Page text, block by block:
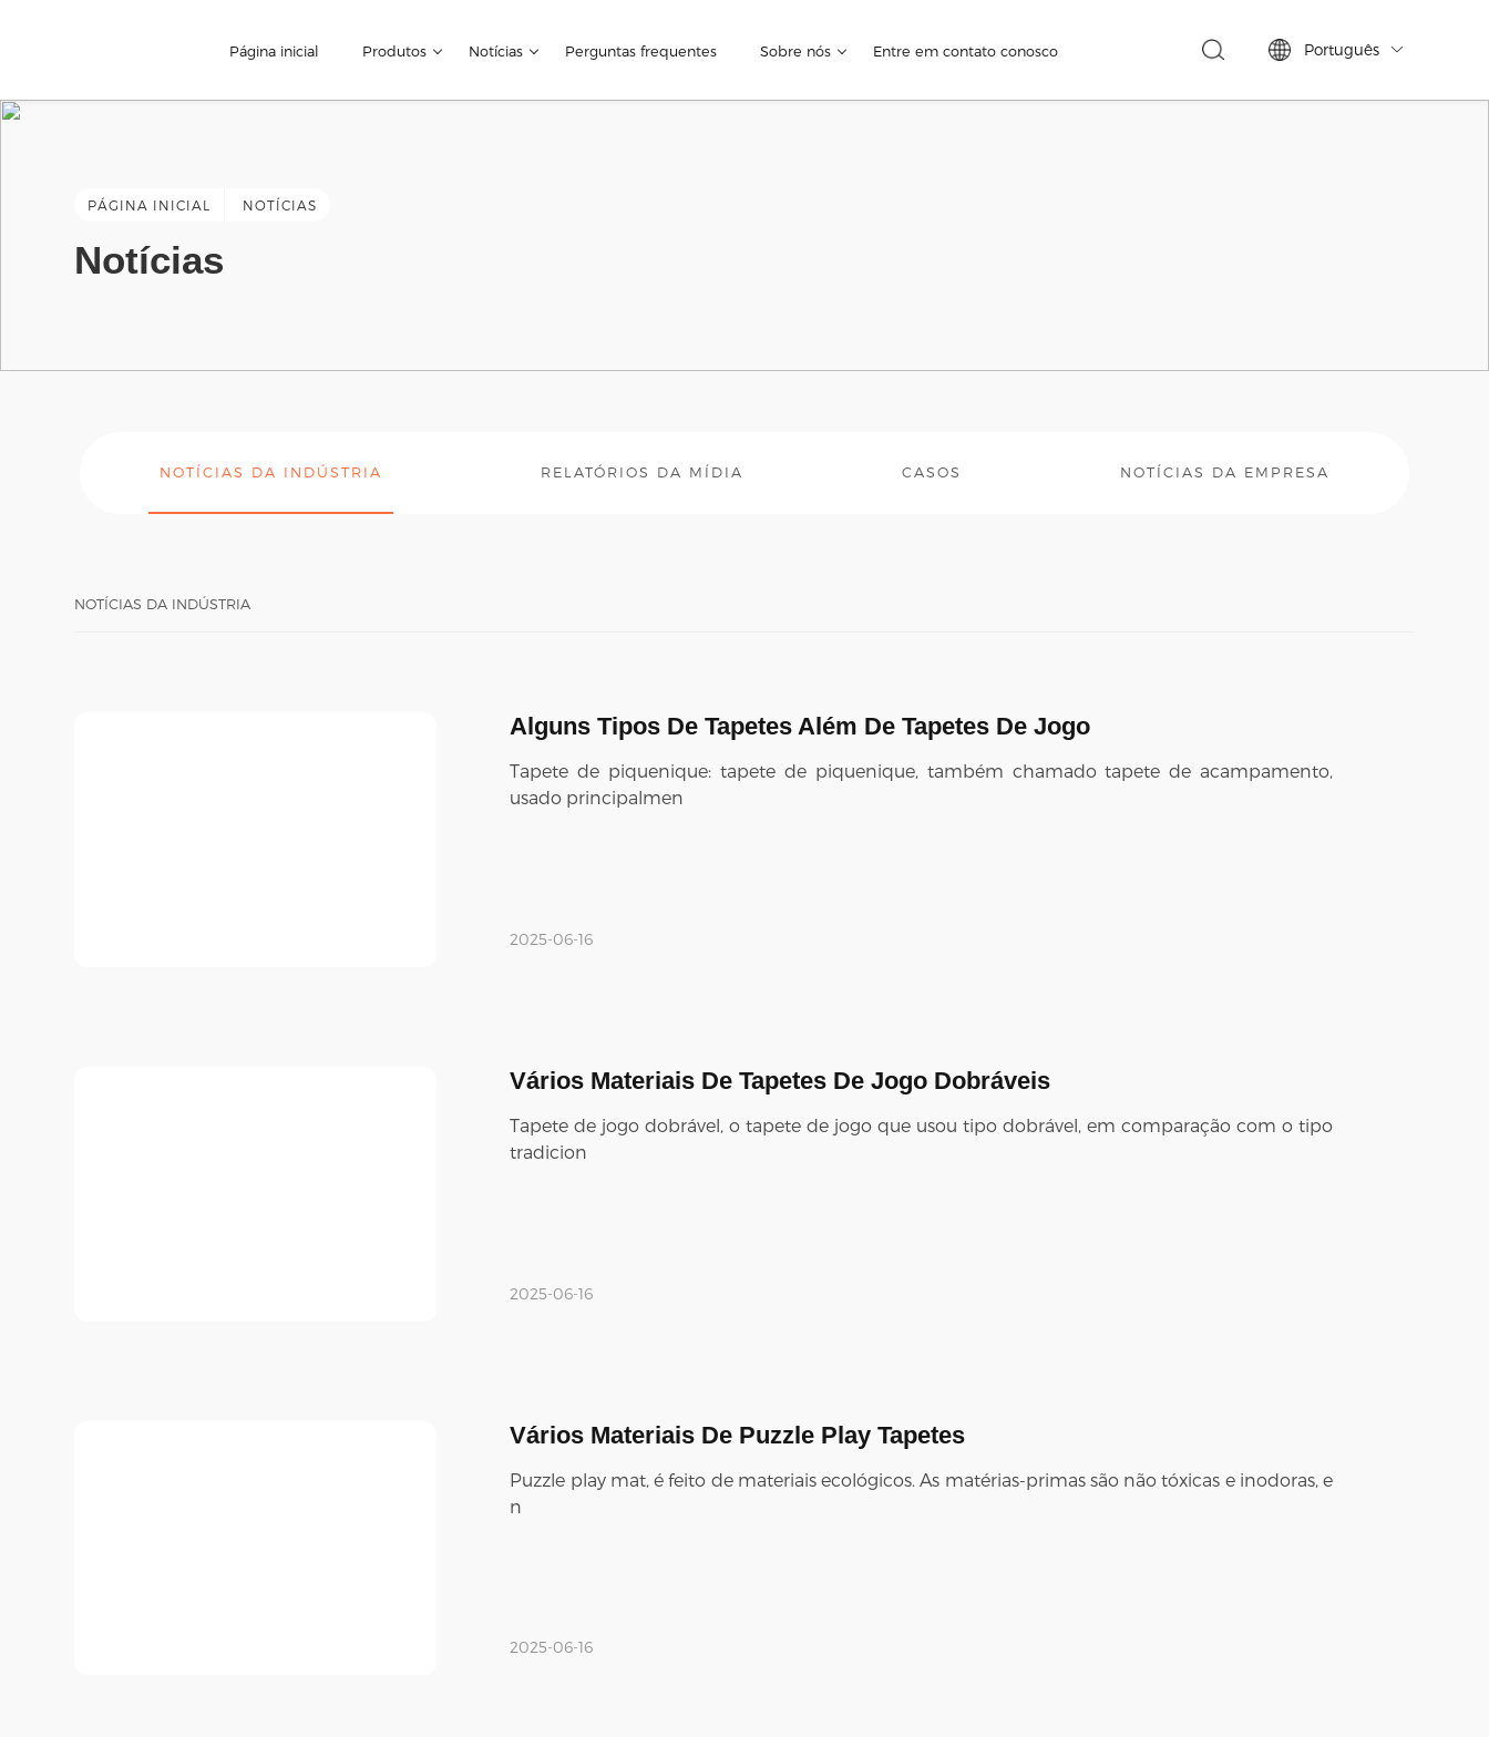
Página inicial Produtos Notícias Perguntas frequentes Sobre nós Entre em contato conosco Português 
PÁGINA INICIAL NOTÍCIAS
Notícias
NOTÍCIAS DA INDÚSTRIA RELATÓRIOS DA MÍDIA CASOS NOTÍCIAS DA EMPRESA
NOTÍCIAS DA INDÚSTRIA
Alguns Tipos De Tapetes Além De Tapetes De Jogo
Tapete de piquenique: tapete de piquenique, também chamado tapete de acampamento,
usado principalmen
2025-06-16
Vários Materiais De Tapetes De Jogo Dobráveis
Tapete de jogo dobrável, o tapete de jogo que usou tipo dobrável, em comparação com o tipo
tradicion
2025-06-16
Vários Materiais De Puzzle Play Tapetes
Puzzle play mat, é feito de materiais ecológicos. As matérias-primas são não tóxicas e inodoras, e
n
2025-06-16